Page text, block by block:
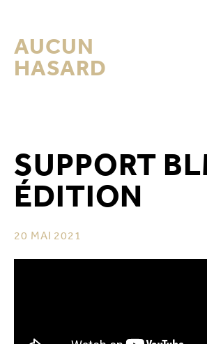
AUCUN
HASARD
SUPPORT
ÉDITION
20 MAI 2021